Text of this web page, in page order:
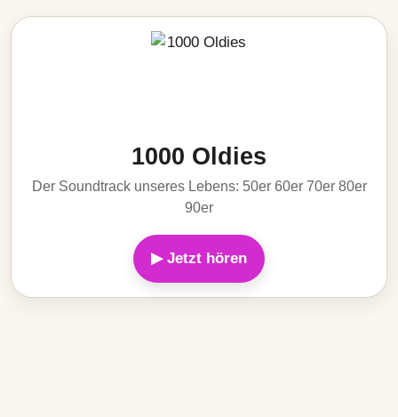
1000 Oldies
Der Soundtrack unseres Lebens: 50er 60er 70er 80er
90er
▶ Jetzt hören